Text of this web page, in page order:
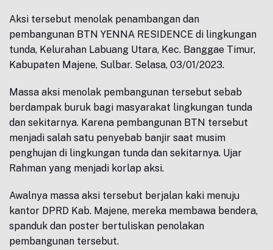
Aksi tersebut menolak penambangan dan
pembangunan BTN YENNA RESIDENCE di lingkungan
tunda, Kelurahan Labuang Utara, Kec. Banggae Timur,
Kabupaten Majene, Sulbar. Selasa, 03/01/2023.
Massa aksi menolak pembangunan tersebut sebab
berdampak buruk bagi masyarakat lingkungan tunda
dan sekitarnya. Karena pembangunan BTN tersebut
menjadi salah satu penyebab banjir saat musim
penghujan di lingkungan tunda dan sekitarnya. Ujar
Rahman yang menjadi korlap aksi.
Awalnya massa aksi tersebut berjalan kaki menuju
kantor DPRD Kab. Majene, mereka membawa bendera,
spanduk dan poster bertuliskan penolakan
pembangunan tersebut.